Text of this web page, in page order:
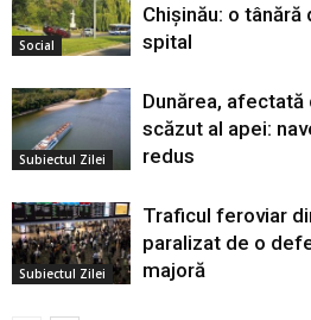
Social
Chișinău: o tânără
spital
Subiectul Zilei
Dunărea,
scăzut al apei:
redus
Subiectul Zilei
Traficul feroviar
paralizat de o
majoră